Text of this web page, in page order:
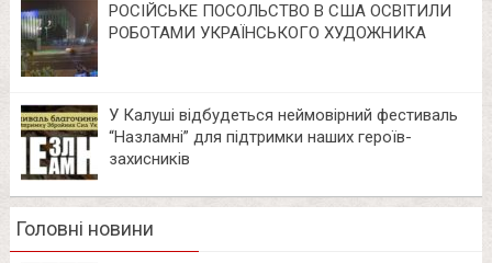
РОСІЙСЬКЕ ПОСОЛЬСТВО В США ОСВІТИЛИ
РОБОТАМИ УКРАЇНСЬКОГО ХУДОЖНИКА
У Калуші відбудеться неймовірний фестиваль
“Назламні” для підтримки наших героїв-
захисників
Головні новини